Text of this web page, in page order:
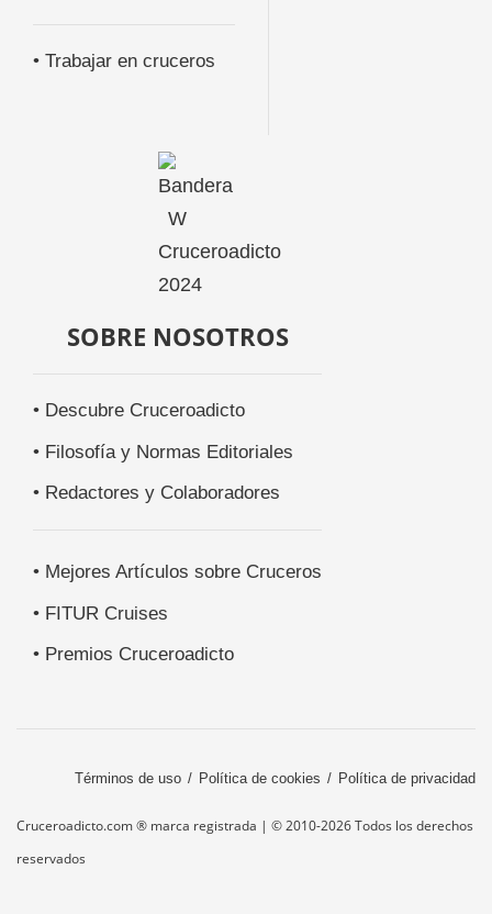
• Trabajar en cruceros
SOBRE NOSOTROS
• Descubre Cruceroadicto
• Filosofía y Normas Editoriales
• Redactores y Colaboradores
• Mejores Artículos sobre Cruceros
• FITUR Cruises
• Premios Cruceroadicto
Términos de uso Política de cookies Política de privacidad
Cruceroadicto.com ® marca registrada | © 2010-2026 Todos los derechos
reservados